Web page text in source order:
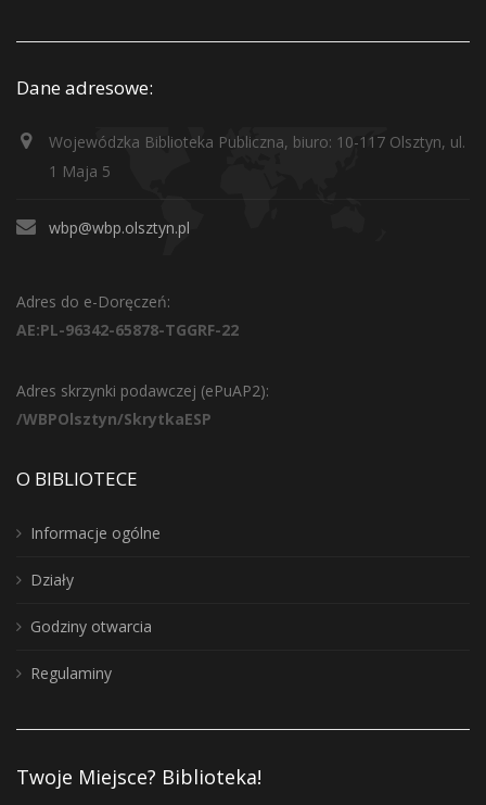
Dane adresowe:
Wojewódzka Biblioteka Publiczna, biuro: 10-117 Olsztyn, ul.
1 Maja 5
wbp@wbp.olsztyn.pl
Adres do e-Doręczeń:
AE:PL-96342-65878-TGGRF-22
Adres skrzynki podawczej (ePuAP2):
/WBPOlsztyn/SkrytkaESP
O BIBLIOTECE
Informacje ogólne
Działy
Godziny otwarcia
Regulaminy
Twoje Miejsce? Biblioteka!